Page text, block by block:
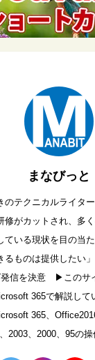
まなびっと
のテクニカルライ
修がカットされ、多
ている現状を目の当
るものは提供したい
発信を決意 ▶︎このサ
365で解説し
365、
2003、2000、95の操